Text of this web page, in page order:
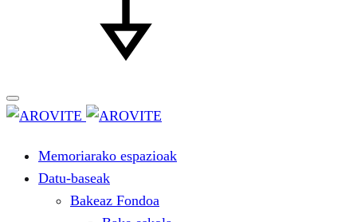
Memoriarako espazioak
Datu-baseak
Bakeaz Fondoa